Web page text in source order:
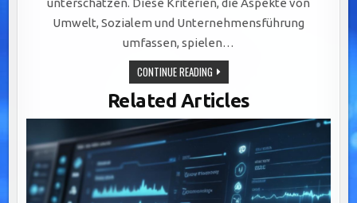
unterschätzen. Diese Kriterien, die Aspekte von
Umwelt, Sozialem und Unternehmensführung
umfassen, spielen…
CONTINUE READINGCMS
FÜR
ESG-
ANFORDERUNGEN
–
MIT
CHECKLISTE
DOWNLOAD
Related Articles